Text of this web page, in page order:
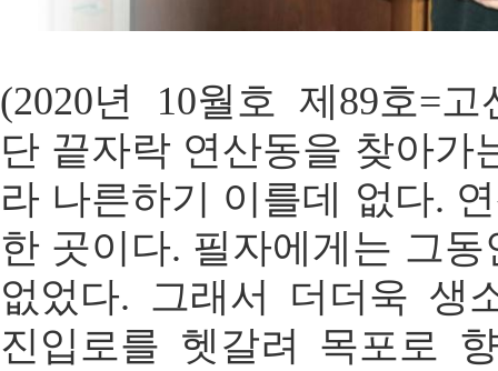
(2020년 10월호 제89호=
단 끝자락 연산동을 찾아가
라 나른하기 이를데 없다.
한 곳이다. 필자에게는 그
없었다. 그래서 더더욱 생
진입로를 헷갈려 목포로